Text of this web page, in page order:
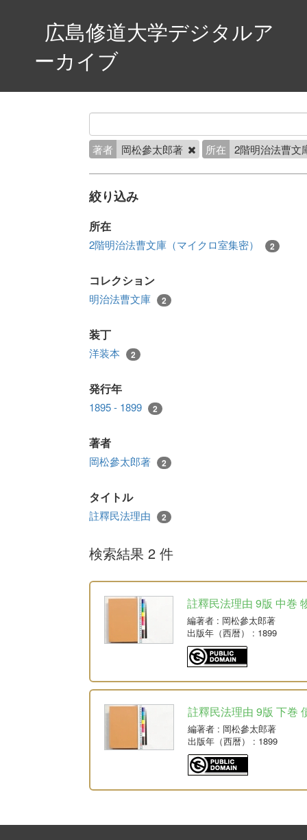
広島修道大学デジタルア
ーカイブ
著者 岡松參太郎著 所在 2階明治法曹文
絞り込み
所在
2階明治法曹文庫（マイクロ室集密） 2
コレクション
明治法曹文庫 2
装丁
洋装本 2
発行年
1895 - 1899 2
著者
岡松參太郎著 2
タイトル
註釋民法理由 2
検索結果 2 件
註釋民法理由 9版 中巻
編著者 : 岡松參太郎著
出版年（西暦）
: 1899
註釋民法理由 9版 下巻
編著者 : 岡松參太郎著
出版年（西暦）
: 1899